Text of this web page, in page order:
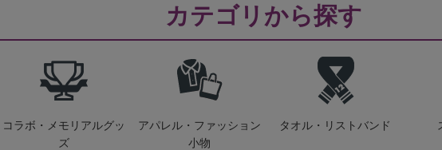
カテゴリから探す
コラボ・メモリアルグッ
ズ
アパレル・ファッション
小物
タオル・リストバンド